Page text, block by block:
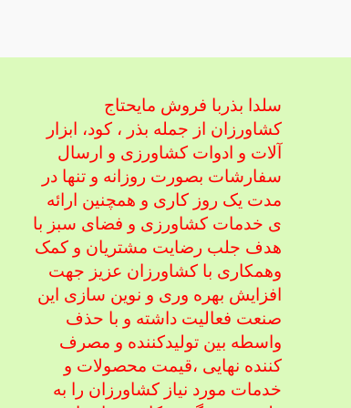
سلدا بذربا فروش مایحتاج
کشاورزان از جمله بذر ، کود، ابزار
آلات و ادوات کشاورزی و ارسال
سفارشات بصورت روزانه و تنها در
مدت یک روز کاری و همچنین ارائه
ی خدمات کشاورزی و فضای سبز با
هدف جلب رضایت مشتریان و کمک
وهمکاری با کشاورزان عزیز جهت
افزایش بهره وری و نوین سازی این
صنعت فعالیت داشته و با حذف
واسطه بین تولیدکننده و مصرف
کننده نهایی ،قیمت محصولات و
خدمات مورد نیاز کشاورزان را به